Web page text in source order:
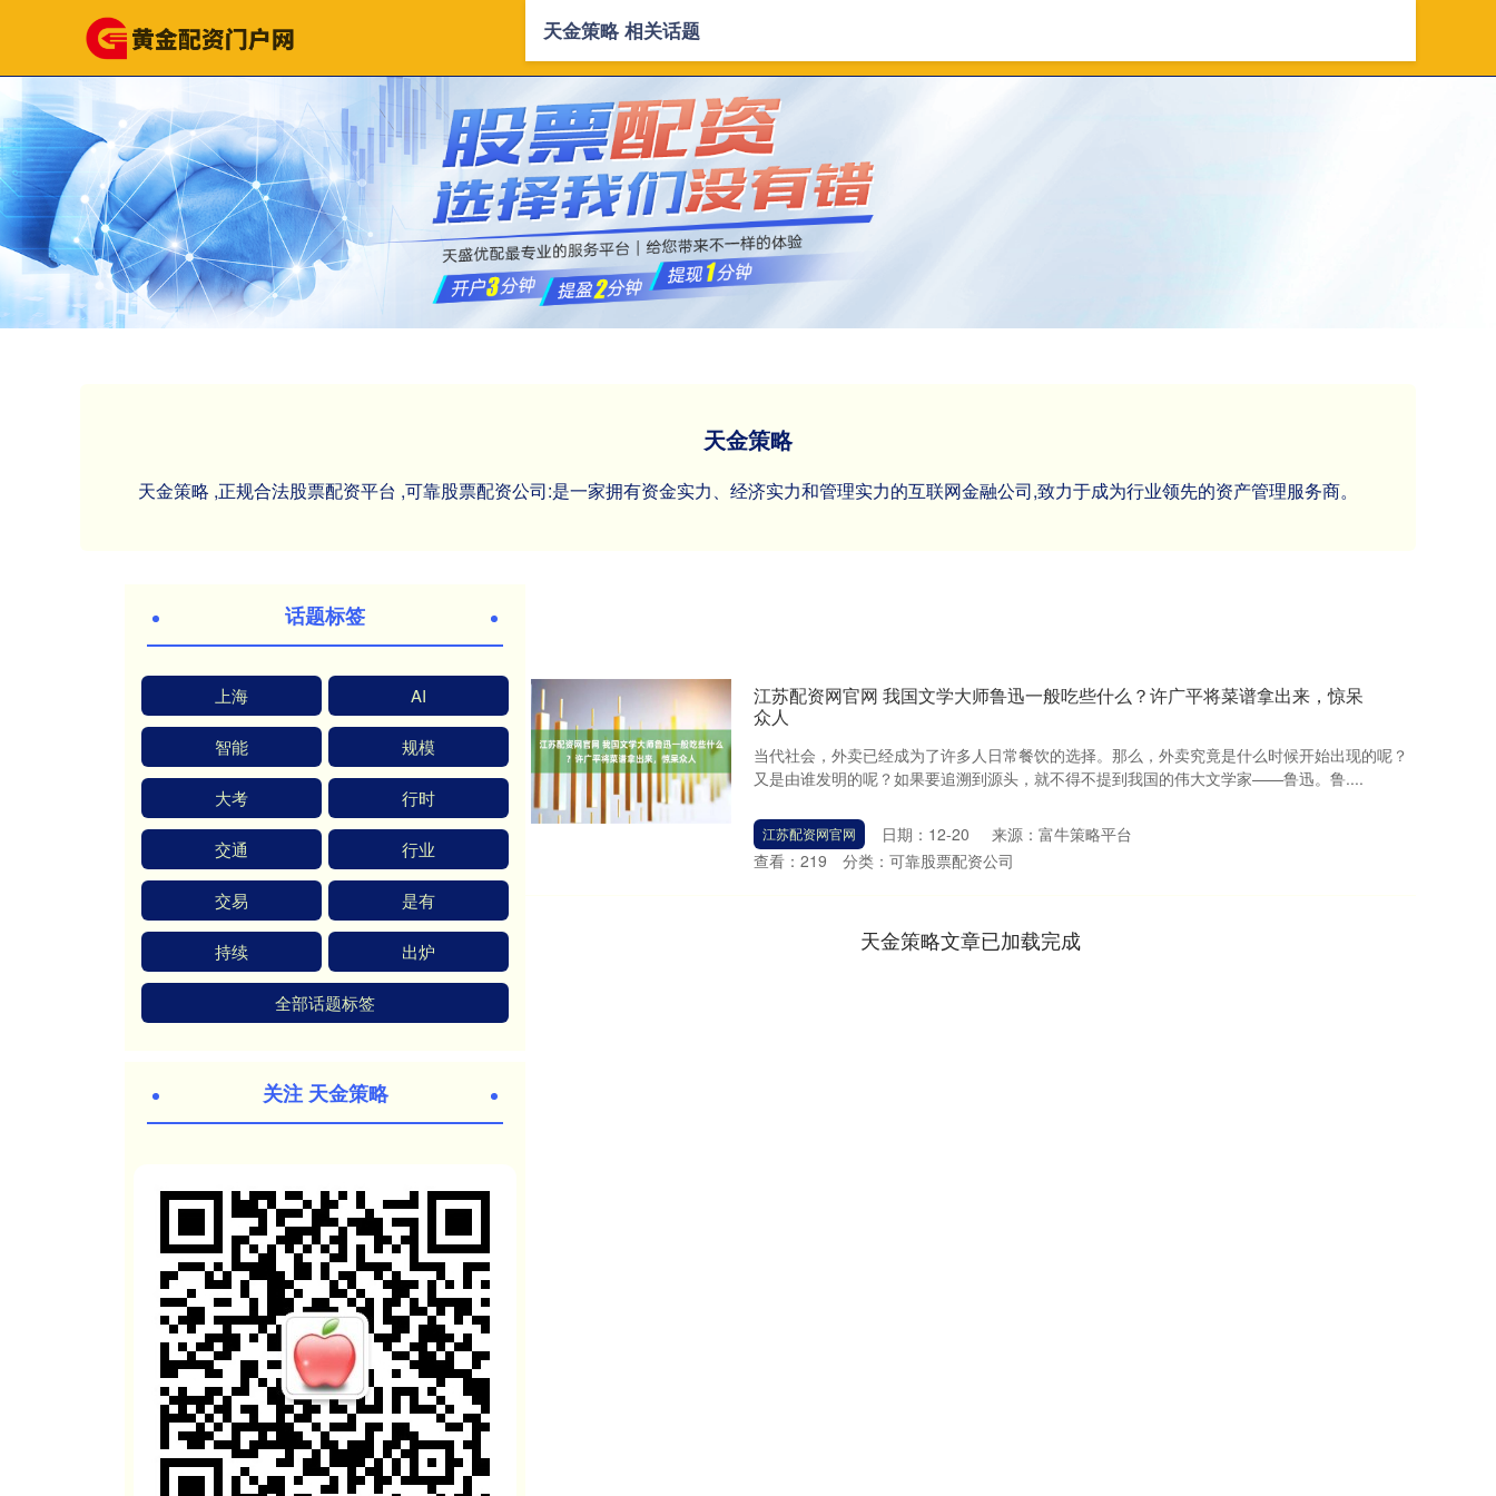
天金策略
天金策略 ,正规合法股票配资平台 ,可靠股票配资公司:是一家拥有资金实力、经济实力和管理实力的互联网金融公司,致力于成为行业领先的资产管理服务商。
天金策略 相关话题
江苏配资网官网 我国文学大师鲁迅一般吃些什么？许广平将菜谱拿出来，惊呆
众人
当代社会，外卖已经成为了许多人日常餐饮的选择。那么，外卖究竟是什么时候开始出现的呢？
又是由谁发明的呢？如果要追溯到源头，就不得不提到我国的伟大文学家——鲁迅。鲁....
江苏配资网官网 日期：12-20
来源：富牛策略平台
查看： 219 分类： 可靠股票配资公司
天金策略文章已加载完成
话题标签
上海 AI
智能 规模
大考 行时
交通 行业
交易 是有
持续 出炉
全部话题标签
关注 天金策略